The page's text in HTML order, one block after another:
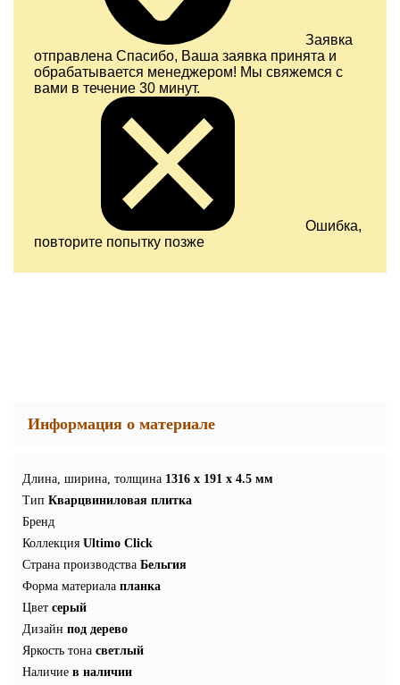
Заявка
отправлена Спасибо, Ваша заявка принята и
обрабатывается менеджером! Мы свяжемся с
вами в течение 30 минут.
Ошибка,
повторите попытку позже
Информация о материале
Длина, ширина, толщина 1316 x 191 x 4.5 мм
Тип Кварцвиниловая плитка
Бренд
Коллекция Ultimo Click
Страна производства Бельгия
Форма материала планка
Цвет серый
Дизайн под дерево
Яркость тона светлый
Наличие в наличии